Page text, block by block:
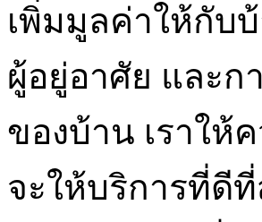
เพิ่มมูลค่าให้กับ
ผู้อยู่อาศัย และก
ของบ้าน เราให้
จะให้บริการที่ดี